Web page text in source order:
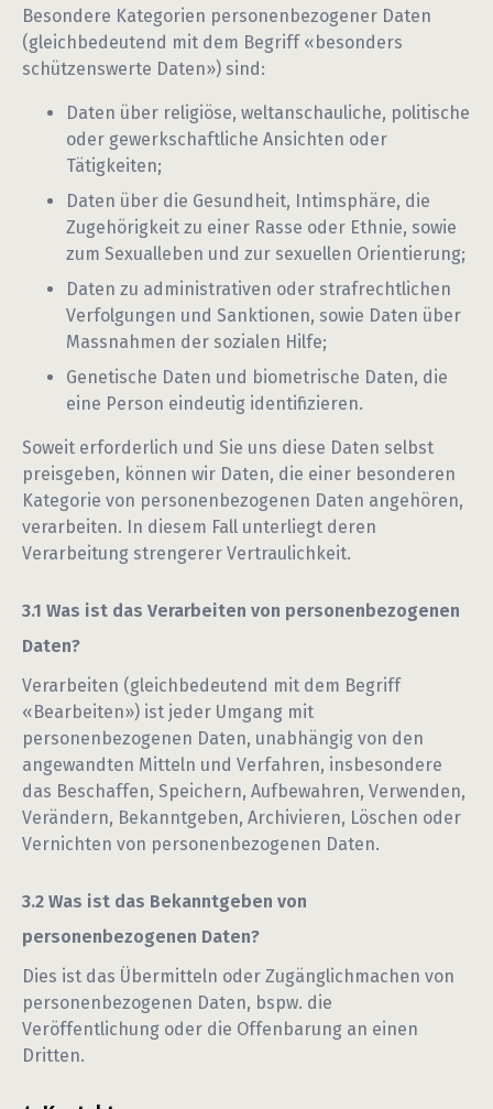
Besondere Kategorien personenbezogener Daten
(gleichbedeutend mit dem Begriff «besonders
schützenswerte Daten») sind:
Daten über religiöse, weltanschauliche, politische
oder gewerkschaftliche Ansichten oder
Tätigkeiten;
Daten über die Gesundheit, Intimsphäre, die
Zugehörigkeit zu einer Rasse oder Ethnie, sowie
zum Sexualleben und zur sexuellen Orientierung;
Daten zu administrativen oder strafrechtlichen
Verfolgungen und Sanktionen, sowie Daten über
Massnahmen der sozialen Hilfe;
Genetische Daten und biometrische Daten, die
eine Person eindeutig identifizieren.
Soweit erforderlich und Sie uns diese Daten selbst
preisgeben, können wir Daten, die einer besonderen
Kategorie von personenbezogenen Daten angehören,
verarbeiten. In diesem Fall unterliegt deren
Verarbeitung strengerer Vertraulichkeit.
Was ist das Verarbeiten von personenbezogenen
Daten?
Verarbeiten (gleichbedeutend mit dem Begriff
«Bearbeiten») ist jeder Umgang mit
personenbezogenen Daten, unabhängig von den
angewandten Mitteln und Verfahren, insbesondere
das Beschaffen, Speichern, Aufbewahren, Verwenden,
Verändern, Bekanntgeben, Archivieren, Löschen oder
Vernichten von personenbezogenen Daten.
Was ist das Bekanntgeben von
personenbezogenen Daten?
Dies ist das Übermitteln oder Zugänglichmachen von
personenbezogenen Daten, bspw. die
Veröffentlichung oder die Offenbarung an einen
Dritten.